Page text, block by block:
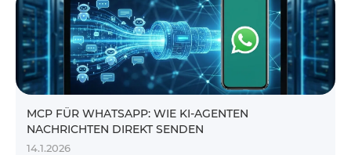
MCP FÜR WHATSAPP: WIE KI-AGENTEN
NACHRICHTEN DIREKT SENDEN
14.1.2026